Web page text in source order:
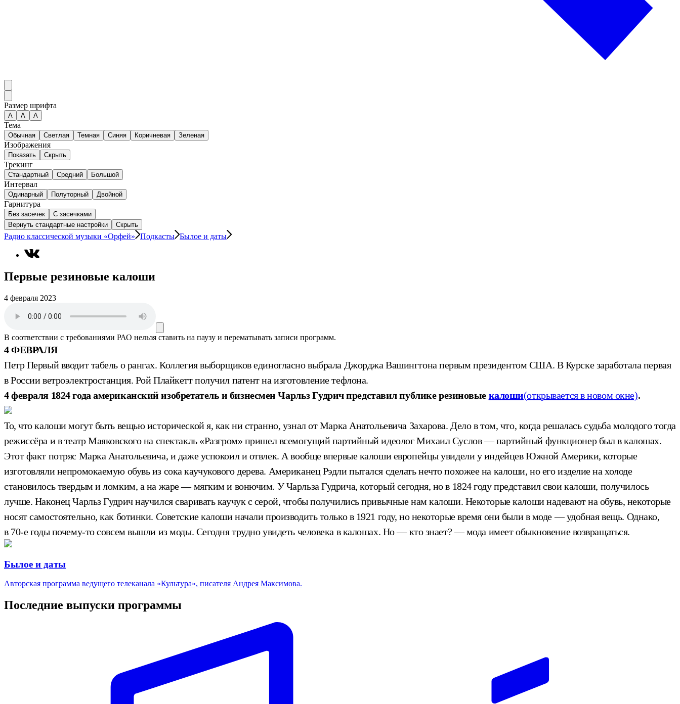
Размер шрифта
А A A
Тема
Обычная Светлая Темная Синяя Коричневая Зеленая
Изображения
Показать Скрыть
Трекинг
Стандартный Средний Большой
Интервал
Одинарный Полуторный Двойной
Гарнитура
Без засечек
С засечками
Вернуть стандартные настройки
Скрыть
Радио классической музыки «Орфей» Подкасты Былое и даты
Первые резиновые калоши
4 февраля 2023
В соответствии с требованиями РАО нельзя ставить на паузу и перематывать записи программ.
4 ФЕВРАЛЯ
Петр Первый вводит табель о рангах. Коллегия выборщиков единогласно выбрала Джорджа Вашингтона первым президентом США. В Курске заработала первая
в России ветроэлектростанция. Рой Плайкетт получил патент на изготовление тефлона.
4 февраля 1824 года американский изобретатель и бизнесмен Чарльз Гудрич представил публике резиновые калоши(открывается в новом окне).
То, что калоши могут быть вещью исторической я, как ни странно, узнал от Марка Анатольевича Захарова. Дело в том, что, когда решалась судьба молодого тогда
режиссёра и в театр Маяковского на спектакль «Разгром» пришел всемогущий партийный идеолог Михаил Суслов — партийный функционер был в калошах.
Этот факт потряс Марка Анатольевича, и даже успокоил и отвлек. А вообще впервые калоши европейцы увидели у индейцев Южной Америки, которые
изготовляли непромокаемую обувь из сока каучукового дерева. Американец Рэдли пытался сделать нечто похожее на калоши, но его изделие на холоде
становилось твердым и ломким, а на жаре — мягким и вонючим. У Чарльза Гудрича, который сегодня, но в 1824 году представил свои калоши, получилось
лучше. Наконец Чарльз Гудрич научился сваривать каучук с серой, чтобы получились привычные нам калоши. Некоторые калоши надевают на обувь, некоторые
носят самостоятельно, как ботинки. Советские калоши начали производить только в 1921 году, но некоторые время они были в моде — удобная вещь. Однако,
в 70-е годы почему-то совсем вышли из моды. Сегодня трудно увидеть человека в калошах. Но — кто знает? — мода имеет обыкновение возвращаться.
Былое и даты
Авторская программа ведущего телеканала «Культура», писателя Андрея Максимова.
Последние выпуски программы